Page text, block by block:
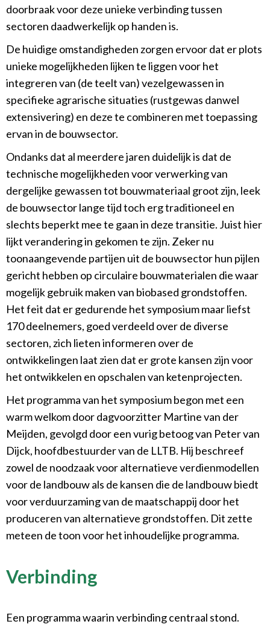
doorbraak voor deze unieke verbinding tussen
sectoren daadwerkelijk op handen is.
De huidige omstandigheden zorgen ervoor dat er plots
unieke mogelijkheden lijken te liggen voor het
integreren van (de teelt van) vezelgewassen in
specifieke agrarische situaties (rustgewas danwel
extensivering) en deze te combineren met toepassing
ervan in de bouwsector.
Ondanks dat al meerdere jaren duidelijk is dat de
technische mogelijkheden voor verwerking van
dergelijke gewassen tot bouwmateriaal groot zijn, leek
de bouwsector lange tijd toch erg traditioneel en
slechts beperkt mee te gaan in deze transitie. Juist hier
lijkt verandering in gekomen te zijn. Zeker nu
toonaangevende partijen uit de bouwsector hun pijlen
gericht hebben op circulaire bouwmaterialen die waar
mogelijk gebruik maken van biobased grondstoffen.
Het feit dat er gedurende het symposium maar liefst
170 deelnemers, goed verdeeld over de diverse
sectoren, zich lieten informeren over de
ontwikkelingen laat zien dat er grote kansen zijn voor
het ontwikkelen en opschalen van ketenprojecten.
Het programma van het symposium begon met een
warm welkom door dagvoorzitter Martine van der
Meijden, gevolgd door een vurig betoog van Peter van
Dijck, hoofdbestuurder van de LLTB. Hij beschreef
zowel de noodzaak voor alternatieve verdienmodellen
voor de landbouw als de kansen die de landbouw biedt
voor verduurzaming van de maatschappij door het
produceren van alternatieve grondstoffen. Dit zette
meteen de toon voor het inhoudelijke programma.
Verbinding
Een programma waarin verbinding centraal stond.